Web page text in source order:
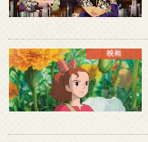
映画